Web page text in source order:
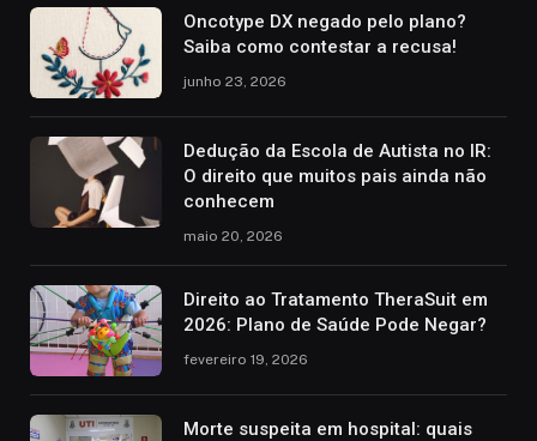
Oncotype DX negado pelo plano?
Saiba como contestar a recusa!
junho 23, 2026
Dedução da Escola de Autista no IR:
O direito que muitos pais ainda não
conhecem
maio 20, 2026
Direito ao Tratamento TheraSuit em
2026: Plano de Saúde Pode Negar?
fevereiro 19, 2026
Morte suspeita em hospital: quais